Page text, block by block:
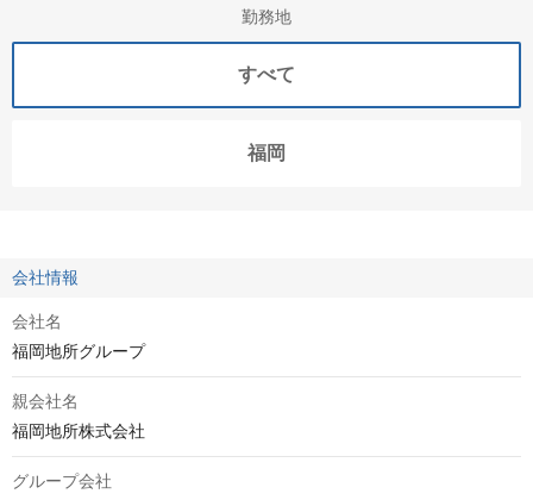
勤務地
すべて
福岡
会社情報
会社名
福岡地所グループ
親会社名
福岡地所株式会社
グループ会社